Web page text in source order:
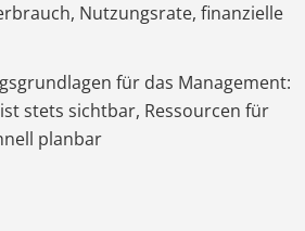
Nutzungsrate, finanzielle
für das Management:
stets sichtbar, Ressourcen für
planbar